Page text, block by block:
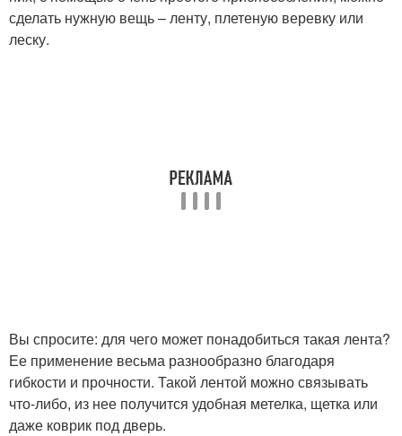
сделать нужную вещь – ленту, плетеную веревку или
леску.
Вы спросите: для чего может понадобиться такая лента?
Ее применение весьма разнообразно благодаря
гибкости и прочности. Такой лентой можно связывать
что-либо, из нее получится удобная метелка, щетка или
даже коврик под дверь.